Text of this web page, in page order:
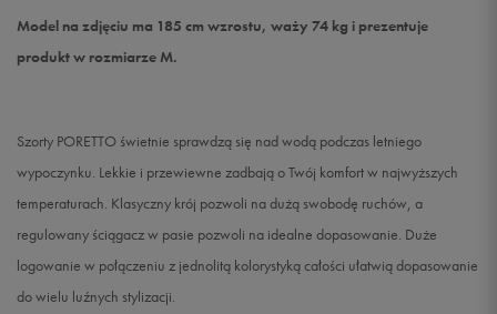
Model na zdjęciu ma 185 cm wzrostu, waży 74 kg i prezentuje
produkt w rozmiarze M.
Szorty PORETTO świetnie sprawdzą się nad wodą podczas letniego
wypoczynku. Lekkie i przewiewne zadbają o Twój komfort w najwyższych
temperaturach. Klasyczny krój pozwoli na dużą swobodę ruchów, a
regulowany ściągacz w pasie pozwoli na idealne dopasowanie. Duże
logowanie w połączeniu z jednolitą kolorystyką całości ułatwią dopasowanie
do wielu luźnych stylizacji.